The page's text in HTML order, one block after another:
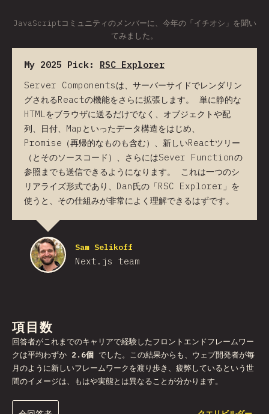
JavaScriptコミュニティのメンバーに、今年の「イチオシ」を聞い
てみました。
My 2025 Pick: RSC Explorer
Server Componentsは、サーバーサイドでレンダリン
グされるReactの機能をさらに拡張します。 単に静的な
HTMLをブラウザに送るだけでなく、オブジェクトや配
列、日付、Mapといったデータ構造をはじめ、
Promise（再帰的なものも含む）、新しいReactツリー
（とそのソースコード）、さらにはSever Functionの
参照までも送信できるようになります。 これは一つのシ
リアライズ形式であり、Dan氏の「RSC Explorer」を
使うと、その仕組みが非常によく理解できるはずです。
Sam Selikoff
Next.js team
項目数
回答者がこれまでのキャリアで経験したフロントエンドフレームワー
クは平均わずか 2.6個 でした。この結果からも、ウェブ開発者が毎
月のように新しいフレームワークを渡り歩き、疲弊しているという世
間のイメージは、もはや実態とは異なることが分かります。